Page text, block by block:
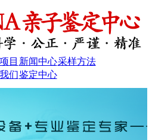
目 新闻中心采样方法
们鉴定中心